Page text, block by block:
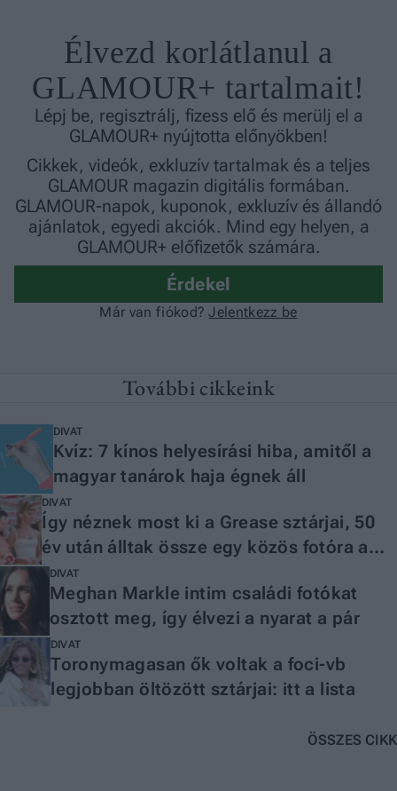
További cikkeink
DIVAT
Kvíz: 7 kínos helyesírási hiba, amitől a
magyar tanárok haja égnek áll
DIVAT
Így néznek most ki a Grease sztárjai, 50
év után álltak össze egy közös fotóra a
szereplők
DIVAT
Meghan Markle intim családi fotókat
osztott meg, így élvezi a nyarat a pár
DIVAT
Toronymagasan ők voltak a foci-vb
legjobban öltözött sztárjai: itt a lista
ÖSSZES CIKK